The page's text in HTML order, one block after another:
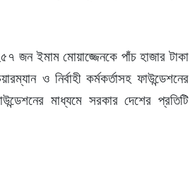
জন ইমাম মোয়াজ্জেনকে পাঁচ হাজার টাকা
ও নির্বাহী কর্মকর্তাসহ ফাউন্ডেশনের
মাধ্যমে সরকার দেশের প্রতিটি